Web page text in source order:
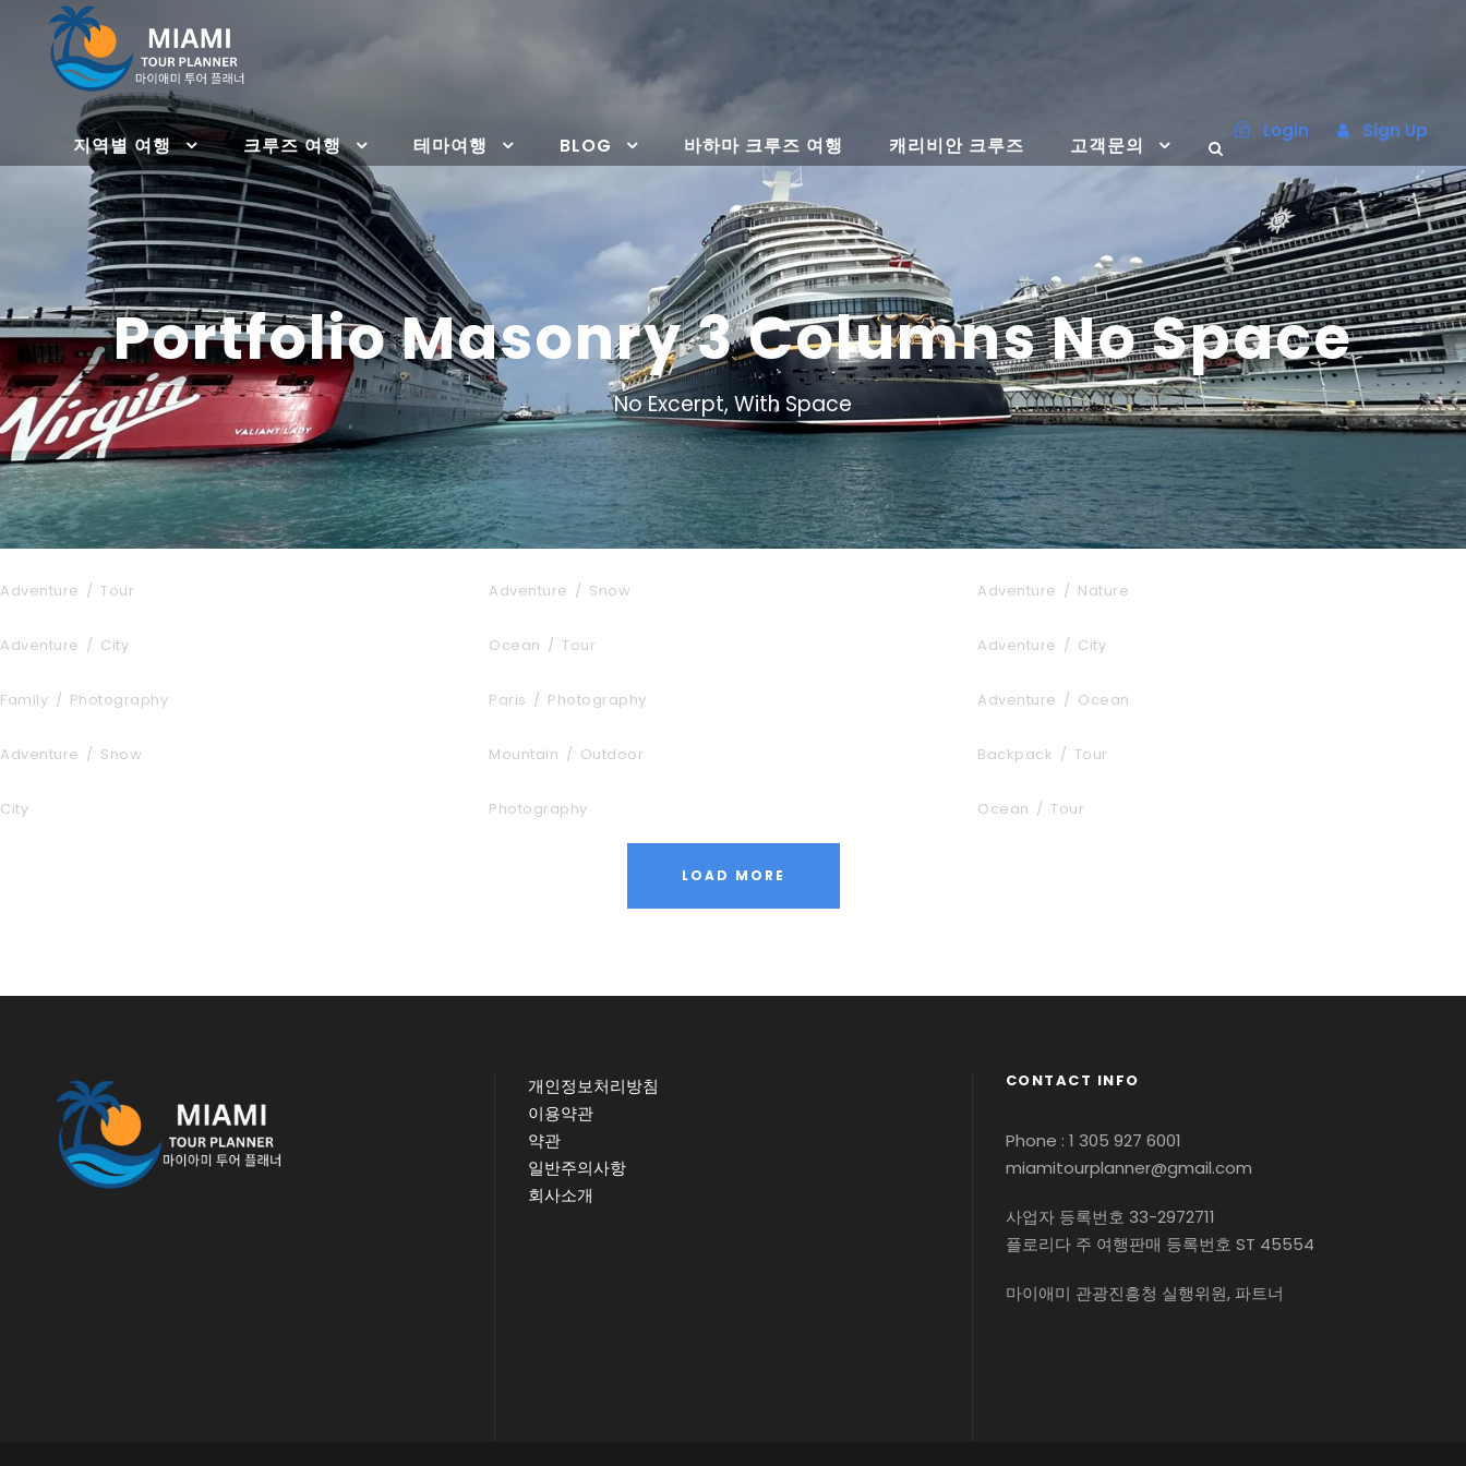
지역별 여행 크루즈 여행 테마여행 BLOG 바하마 크루즈 여행 캐리비안 크루즈 고객문의
Login Sign Up
Portfolio Masonry 3 Columns No Space
No Excerpt, With Space
Adventure / Tour Adventure / Snow Adventure / Nature
Adventure / City Ocean / Tour Adventure / City
Family / Photography Paris / Photography Adventure / Ocean
Adventure / Snow Mountain / Outdoor Backpack / Tour
City Photography Ocean / Tour
LOAD MORE
개인정보처리방침
이용약관
약관
일반주의사항
회사소개
CONTACT INFO
Phone : 1 305 927 6001
miamitourplanner@gmail.com
사업자 등록번호 33-2972711
플로리다 주 여행판매 등록번호 ST 45554
마이애미 관광진흥청 실행위원, 파트너